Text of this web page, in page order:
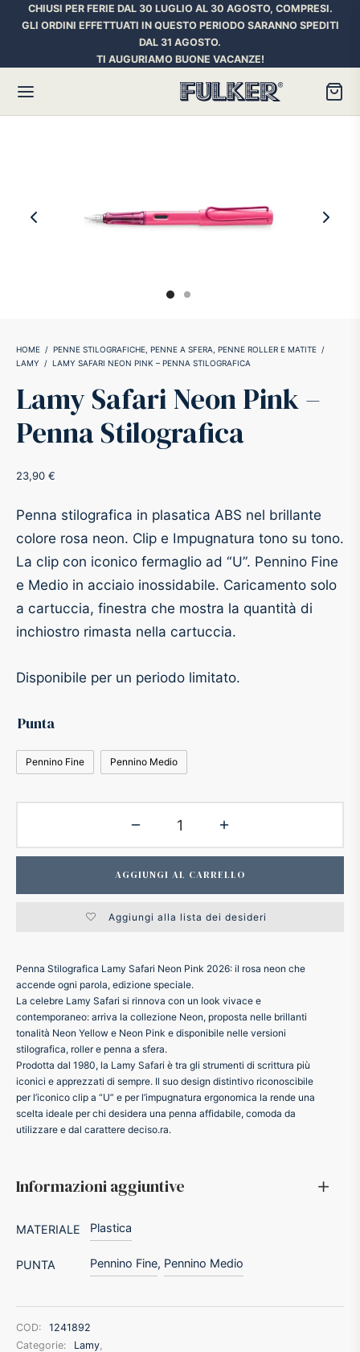
CHIUSI PER FERIE DAL 30 LUGLIO AL 30 AGOSTO, COMPRESI.
GLI ORDINI EFFETTUATI IN QUESTO PERIODO SARANNO SPEDITI
DAL 31 AGOSTO.
TI AUGURIAMO BUONE VACANZE!
HOME / PENNE STILOGRAFICHE, PENNE A SFERA, PENNE ROLLER E MATITE /
LAMY
/ LAMY SAFARI NEON PINK – PENNA STILOGRAFICA
Lamy Safari Neon Pink –
Penna Stilografica
23,90 €
Penna stilografica in plasatica ABS nel brillante
colore rosa neon. Clip e Impugnatura tono su tono.
La clip con iconico fermaglio ad “U”. Pennino Fine
e Medio in acciaio inossidabile. Caricamento solo
a cartuccia, finestra che mostra la quantità di
inchiostro rimasta nella cartuccia.
Disponibile per un periodo limitato.
Punta
Pennino Fine Pennino Medio
AGGIUNGI AL CARRELLO
Aggiungi alla lista dei desideri
Penna Stilografica Lamy Safari Neon Pink 2026: il rosa neon che
accende ogni parola, edizione speciale.
La celebre Lamy Safari si rinnova con un look vivace e
contemporaneo: arriva la collezione Neon, proposta nelle brillanti
tonalità Neon Yellow e Neon Pink e disponibile nelle versioni
stilografica, roller e penna a sfera.
Prodotta dal 1980, la Lamy Safari è tra gli strumenti di scrittura più
iconici e apprezzati di sempre. Il suo design distintivo riconoscibile
per l’iconico clip a “U” e per l’impugnatura ergonomica la rende una
scelta ideale per chi desidera una penna affidabile, comoda da
utilizzare e dal carattere deciso.ra.
Informazioni aggiuntive
MATERIALE Plastica
PUNTA Pennino Fine, Pennino Medio
COD:
1241892
Categorie:
Lamy
SPACE PEN
Matic
Astronaut Space Pen
Space Pen
pressurizzato
PENNE
Castell
Marche
E INCHIOSTRI
Penne Roller